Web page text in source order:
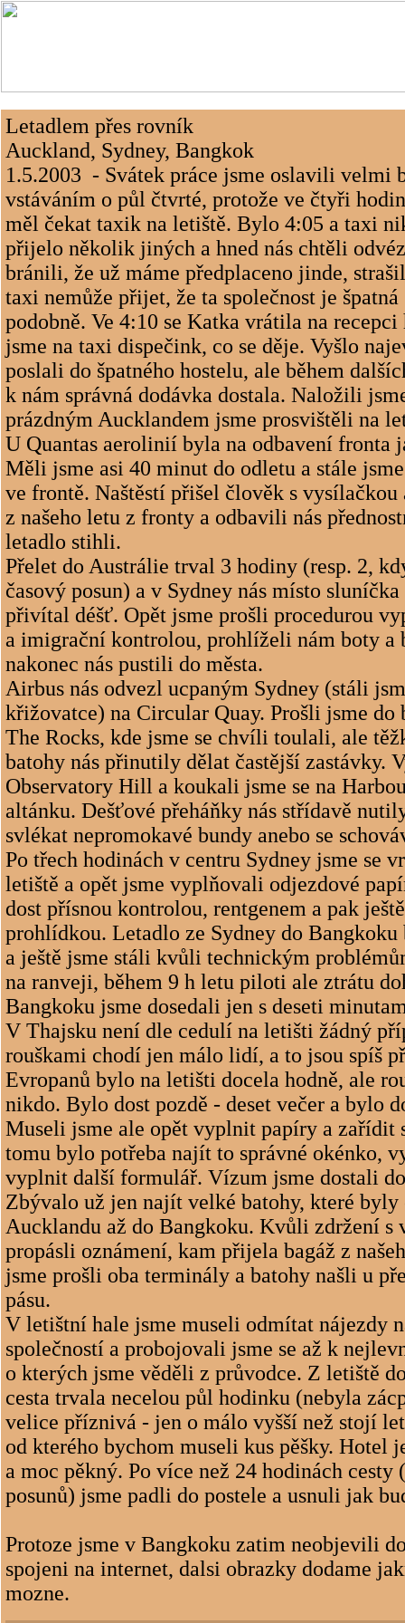
Letadlem přes rovník
Auckland, Sydney, Bangkok
1.5.2003 - Svátek práce jsme oslavili velmi
vstáváním o půl čtvrté, protože ve čtyři
měl čekat taxik na letiště. Bylo 4:05 a taxi
přijelo několik jiných a hned nás chtěli
bránili, že už máme předplaceno jinde,
taxi nemůže přijet, že ta společnost je
podobně. Ve 4:10 se Katka vrátila na
jsme na taxi dispečink, co se děje. Vyšlo
poslali do špatného hostelu, ale během
k nám správná dodávka dostala. Naložili
prázdným Aucklandem jsme prosvištěli na
U Quantas aerolinií byla na odbavení fronta
Měli jsme asi 40 minut do odletu a stále
ve frontě. Naštěstí přišel člověk s
z našeho letu z fronty a odbavili nás
letadlo stihli.
Přelet do Austrálie trval 3 hodiny (resp. 2,
časový posun) a v Sydney nás místo
přivítal déšť. Opět jsme prošli procedurou
a imigrační kontrolou, prohlíželi nám boty a
nakonec nás pustili do města.
Airbus nás odvezl ucpaným Sydney (stáli
křižovatce) na Circular Quay. Prošli jsme
The Rocks, kde jsme se chvíli toulali, ale
batohy nás přinutily dělat častější zastávky.
Observatory Hill a koukali jsme se na
altánku. Dešťové přeháňky nás střídavě
svlékat nepromokavé bundy anebo se
Po třech hodinách v centru Sydney jsme se
letiště a opět jsme vyplňovali odjezdové
dost přísnou kontrolou, rentgenem a pak
prohlídkou. Letadlo ze Sydney do
a ještě jsme stáli kvůli technickým
na ranveji, během 9 h letu piloti ale ztrátu
Bangkoku jsme dosedali jen s deseti
V Thajsku není dle cedulí na letišti žádný
rouškami chodí jen málo lidí, a to jsou spíš
Evropanů bylo na letišti docela hodně, ale
nikdo. Bylo dost pozdě - deset večer a bylo
Museli jsme ale opět vyplnit papíry a zařídit
tomu bylo potřeba najít to správné okénko,
vyplnit další formulář. Vízum jsme dostali
Zbývalo už jen najít velké batohy, které byly
Aucklandu až do Bangkoku. Kvůli zdržení s
propásli oznámení, kam přijela bagáž z
jsme prošli oba terminály a batohy našli u
pásu.
V letištní hale jsme museli odmítat nájezdy
společností a probojovali jsme se až k
o kterých jsme věděli z průvodce. Z letiště
cesta trvala necelou půl hodinku (nebyla
velice příznivá - jen o málo vyšší než stojí
od kterého bychom museli kus pěšky. Hotel
a moc pěkný. Po více než 24 hodinách cesty
posunů) jsme padli do postele a usnuli jak
Protoze jsme v Bangkoku zatim neobjevili
spojeni na internet, dalsi obrazky dodame
mozne.